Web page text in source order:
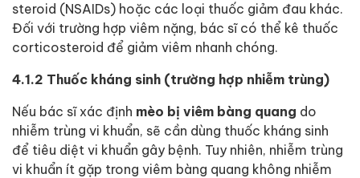
steroid (NSAIDs) hoặc các loại thuốc giảm đau khác.
Đối với trường hợp viêm nặng, bác sĩ có thể kê thuốc
corticosteroid để giảm viêm nhanh chóng.
4.1.2 Thuốc kháng sinh (trường hợp nhiễm trùng)
Nếu bác sĩ xác định mèo bị viêm bàng quang do
nhiễm trùng vi khuẩn, sẽ cần dùng thuốc kháng sinh
để tiêu diệt vi khuẩn gây bệnh. Tuy nhiên, nhiễm trùng
vi khuẩn ít gặp trong viêm bàng quang không nhiễm